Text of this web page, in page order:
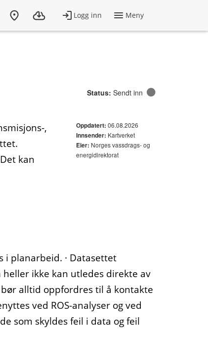
Status: Sendt inn
,
kan
Oppdatert: 06.08.2026
Innsender: Kartverket
Eier: Norges vassdrags- og
energidirektorat
planarbeid. · Datasettet
ikke kan utledes direkte av
alltid oppfordres til å kontakte
ved ROS-analyser og ved
som skyldes feil i data og feil